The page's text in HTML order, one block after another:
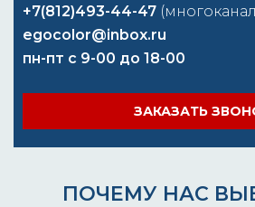
+7(812)493-44-47
egocolor@inbox.ru
пн-пт с 9-00 до 18-00
ЗАКАЗАТЬ
ПОЧЕМУ НАС